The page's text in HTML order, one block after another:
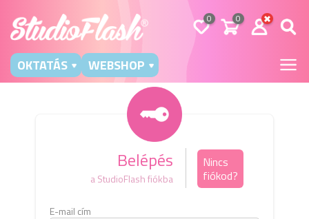
0 0
OKTATÁS WEBSHOP
Belépés
a StudioFlash fiókba
Nincs
fiókod?
E-mail cím